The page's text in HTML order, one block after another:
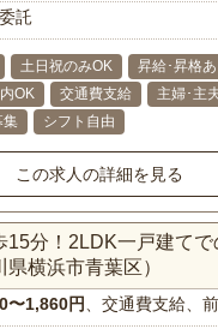
託
土日祝のみOK
昇給･昇格あ
OK 交通費支給
主婦･主
集
シフト自由
この求人の詳細を見る
15分！2LDK一戸建て
横浜市青葉区）
〜1,860円 、交通費支給、